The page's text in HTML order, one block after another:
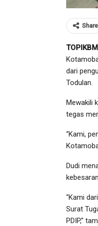
Share
dari
Todulan.
Mewakili
tegas
“Kami,
Dudi
“Kami
Surat
PDIP,”